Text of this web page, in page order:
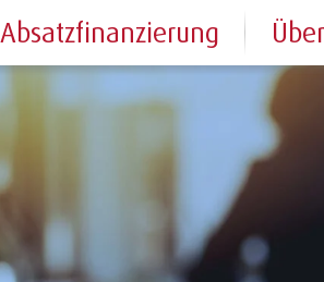
Absatzfinanzierung